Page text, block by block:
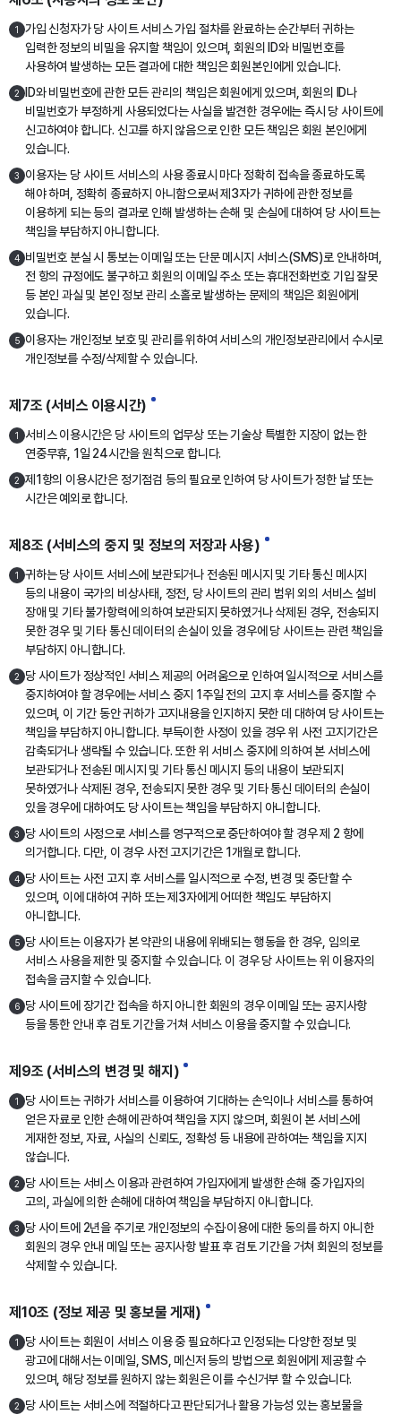
1
가입 신청자가 당 사이트 서비스 가입 절차를 완료하는 순간부터 귀하는
입력한 정보의 비밀을 유지할 책임이 있으며, 회원의 ID와 비밀번호를
사용하여 발생하는 모든 결과에 대한 책임은 회원본인에게 있습니다.
2
ID와 비밀번호에 관한 모든 관리의 책임은 회원에게 있으며, 회원의 ID나
비밀번호가 부정하게 사용되었다는 사실을 발견한 경우에는 즉시 당 사이트에
신고하여야 합니다. 신고를 하지 않음으로 인한 모든 책임은 회원 본인에게
있습니다.
3
이용자는 당 사이트 서비스의 사용 종료시 마다 정확히 접속을 종료하도록
해야 하며, 정확히 종료하지 아니함으로써 제3자가 귀하에 관한 정보를
이용하게 되는 등의 결과로 인해 발생하는 손해 및 손실에 대하여 당 사이트는
책임을 부담하지 아니합니다.
4 비밀번호 분실 시 통보는 이메일 또는 단문 메시지 서비스(SMS)로 안내하며,
전 항의 규정에도 불구하고 회원의 이메일 주소 또는 휴대전화번호 기입 잘못
등 본인 과실 및 본인 정보 관리 소홀로 발생하는 문제의 책임은 회원에게
있습니다.
5
이용자는 개인정보 보호 및 관리를 위하여 서비스의 개인정보관리에서 수시로
개인정보를 수정/삭제할 수 있습니다.
제7조 (서비스 이용시간)
1
서비스 이용시간은 당 사이트의 업무상 또는 기술상 특별한 지장이 없는 한
연중무휴, 1일 24시간을 원칙으로 합니다.
2 제1항의 이용시간은 정기점검 등의 필요로 인하여 당 사이트가 정한 날 또는
시간은 예외로 합니다.
제8조 (서비스의 중지 및 정보의 저장과 사용)
1
귀하는 당 사이트 서비스에 보관되거나 전송된 메시지 및 기타 통신 메시지
등의 내용이 국가의 비상사태, 정전, 당 사이트의 관리 범위 외의 서비스 설비
장애 및 기타 불가항력에 의하여 보관되지 못하였거나 삭제된 경우, 전송되지
못한 경우 및 기타 통신 데이터의 손실이 있을 경우에 당 사이트는 관련 책임을
부담하지 아니합니다.
2
당 사이트가 정상적인 서비스 제공의 어려움으로 인하여 일시적으로 서비스를
중지하여야 할 경우에는 서비스 중지 1주일 전의 고지 후 서비스를 중지할 수
있으며, 이 기간 동안 귀하가 고지내용을 인지하지 못한 데 대하여 당 사이트는
책임을 부담하지 아니합니다. 부득이한 사정이 있을 경우 위 사전 고지기간은
감축되거나 생략될 수 있습니다. 또한 위 서비스 중지에 의하여 본 서비스에
보관되거나 전송된 메시지 및 기타 통신 메시지 등의 내용이 보관되지
못하였거나 삭제된 경우, 전송되지 못한 경우 및 기타 통신 데이터의 손실이
있을 경우에 대하여도 당 사이트는 책임을 부담하지 아니합니다.
3
당 사이트의 사정으로 서비스를 영구적으로 중단하여야 할 경우 제 2 항에
의거합니다. 다만, 이 경우 사전 고지기간은 1개월로 합니다.
4 당 사이트는 사전 고지 후 서비스를 일시적으로 수정, 변경 및 중단할 수
있으며, 이에 대하여 귀하 또는 제3자에게 어떠한 책임도 부담하지
아니합니다.
5
당 사이트는 이용자가 본 약관의 내용에 위배되는 행동을 한 경우, 임의로
서비스 사용을 제한 및 중지할 수 있습니다. 이 경우 당 사이트는 위 이용자의
접속을 금지할 수 있습니다.
6
당 사이트에 장기간 접속을 하지 아니한 회원의 경우 이메일 또는 공지사항
등을 통한 안내 후 검토 기간을 거쳐 서비스 이용을 중지할 수 있습니다.
제9조 (서비스의 변경 및 해지)
1
당 사이트는 귀하가 서비스를 이용하여 기대하는 손익이나 서비스를 통하여
얻은 자료로 인한 손해에 관하여 책임을 지지 않으며, 회원이 본 서비스에
게재한 정보, 자료, 사실의 신뢰도, 정확성 등 내용에 관하여는 책임을 지지
않습니다.
2
당 사이트는 서비스 이용과 관련하여 가입자에게 발생한 손해 중 가입자의
고의, 과실에 의한 손해에 대하여 책임을 부담하지 아니합니다.
3
당 사이트에 2년을 주기로 개인정보의 수집·이용에 대한 동의를 하지 아니한
회원의 경우 안내 메일 또는 공지사항 발표 후 검토 기간을 거쳐 회원의 정보를
삭제할 수 있습니다.
제10조 (정보 제공 및 홍보물 게재)
1
당 사이트는 회원이 서비스 이용 중 필요하다고 인정되는 다양한 정보 및
광고에 대해서는 이메일, SMS, 메신저 등의 방법으로 회원에게 제공할 수
있으며, 해당 정보를 원하지 않는 회원은 이를 수신거부 할 수 있습니다.
2
당 사이트는 서비스에 적절하다고 판단되거나 활용 가능성 있는 홍보물을